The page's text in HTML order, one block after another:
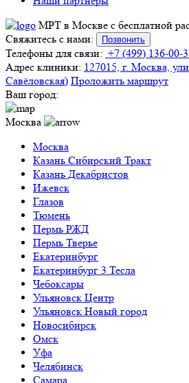
МРТ в Москве с бесплатной
Свяжитесь с нами:
Позвонить
Телефоны для связи: +7 (499) 136-00-
Адрес клиники: 127015, г. Москва,
Савёловская) Проложить маршрут
Ваш город:
Москва
Москва
Казань Сибирский Тракт
Казань Декабристов
Ижевск
Глазов
Тюмень
Пермь РЖД
Пермь Тверье
Екатеринбург
Екатеринбург 3 Тесла
Чебоксары
Ульяновск Центр
Ульяновск Новый город
Новосибирск
Омск
Уфа
Челябинск
Самара